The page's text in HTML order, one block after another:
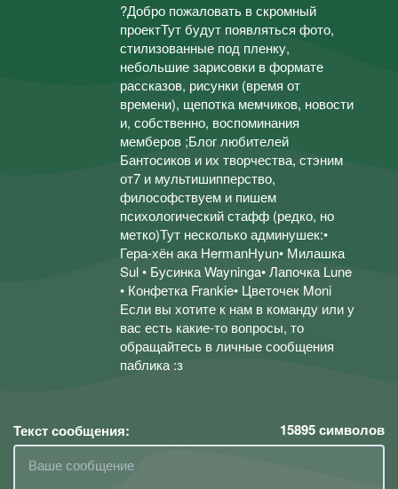
?Добро пожаловать в скромный
проектТут будут появляться фото,
стилизованные под пленку,
небольшие зарисовки в формате
рассказов, рисунки (время от
времени), щепотка мемчиков, новости
и, собственно, воспоминания
мемберов ;Блог любителей
Бантосиков и их творчества, стэним
от7 и мультишипперство,
философствуем и пишем
психологический стафф (редко, но
метко)Тут несколько админушек:•
Гера-хён ака HermanHyun• Милашка
Sul • Бусинка Wayninga• Лапочка Lune
• Конфетка Frankie• Цветочек Moni
Если вы хотите к нам в команду или у
вас есть какие-то вопросы, то
обращайтесь в личные сообщения
паблика :з
Текст сообщения: 15895символов